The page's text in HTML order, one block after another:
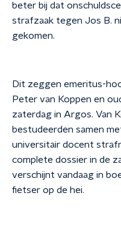
beter bij dat
strafzaak tegen Jos B.
gekomen.
Dit zeggen emeritus-
Peter van Koppen en
zaterdag in Argos. Van
bestudeerden samen
universitair docent
complete dossier in de
verschijnt vandaag in
fietser op de hei.